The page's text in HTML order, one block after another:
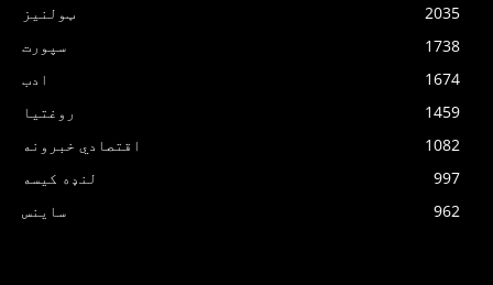
ټولنیز
2035
سپورت
1738
ادب
1674
روغتیا
1459
اقتصادي خبرونه
1082
لنډه کیسه
997
ساینس
962